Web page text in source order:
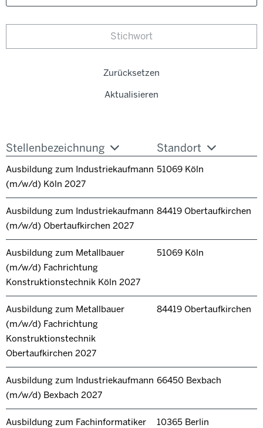
Zurücksetzen
Aktualisieren
Stellenbezeichnung Standort
Ausbildung zum Industriekaufmann
(m/w/d) Köln 2027
51069 Köln
Ausbildung zum Industriekaufmann
(m/w/d) Obertaufkirchen 2027
84419 Obertaufkirchen
Ausbildung zum Metallbauer
(m/w/d) Fachrichtung
Konstruktionstechnik Köln 2027
51069 Köln
Ausbildung zum Metallbauer
(m/w/d) Fachrichtung
Konstruktionstechnik
Obertaufkirchen 2027
84419 Obertaufkirchen
Ausbildung zum Industriekaufmann
(m/w/d) Bexbach 2027
66450 Bexbach
Ausbildung zum Fachinformatiker
10365 Berlin